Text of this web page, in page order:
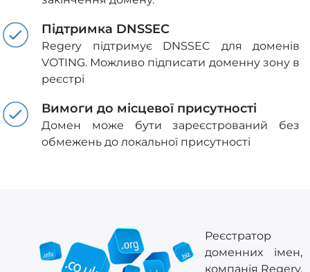
Підтримка DNSSEC
Regery підтримує DNSSEC для доменів
VOTING. Можливо підписати доменну зону в
реєстрі
Вимоги до місцевої присутності
Домен може бути зареєстрований без
обмежень до локальної присутності
Реєстратор
доменних імен,
компанія Regery,